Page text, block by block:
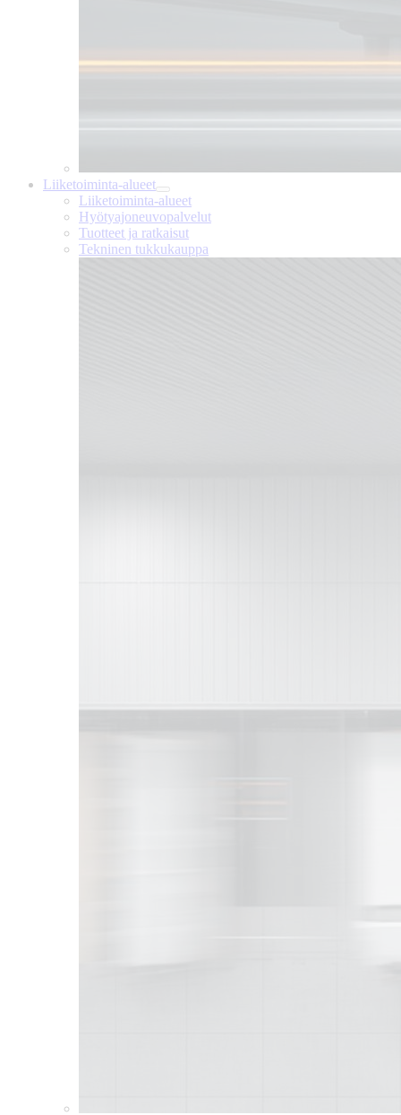
Liiketoiminta-alueet
Liiketoiminta-alueet
Hyötyajoneuvopalvelut
Tuotteet ja ratkaisut
Tekninen tukkukauppa